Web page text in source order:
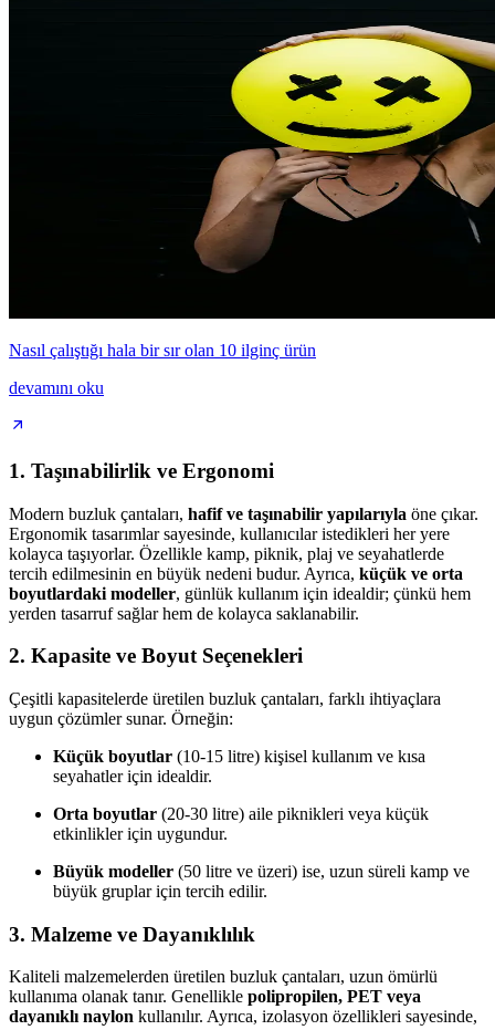
Nasıl çalıştığı hala bir sır olan 10 ilginç ürün
devamını oku
1. Taşınabilirlik ve Ergonomi
Modern buzluk çantaları, hafif ve taşınabilir yapılarıyla öne çıkar.
Ergonomik tasarımlar sayesinde, kullanıcılar istedikleri her yere
kolayca taşıyorlar. Özellikle kamp, piknik, plaj ve seyahatlerde
tercih edilmesinin en büyük nedeni budur. Ayrıca, küçük ve orta
boyutlardaki modeller, günlük kullanım için idealdir; çünkü hem
yerden tasarruf sağlar hem de kolayca saklanabilir.
2. Kapasite ve Boyut Seçenekleri
Çeşitli kapasitelerde üretilen buzluk çantaları, farklı ihtiyaçlara
uygun çözümler sunar. Örneğin:
Küçük boyutlar (10-15 litre) kişisel kullanım ve kısa
seyahatler için idealdir.
Orta boyutlar (20-30 litre) aile piknikleri veya küçük
etkinlikler için uygundur.
Büyük modeller (50 litre ve üzeri) ise, uzun süreli kamp ve
büyük gruplar için tercih edilir.
3. Malzeme ve Dayanıklılık
Kaliteli malzemelerden üretilen buzluk çantaları, uzun ömürlü
kullanıma olanak tanır. Genellikle polipropilen, PET veya
dayanıklı naylon kullanılır. Ayrıca, izolasyon özellikleri sayesinde,